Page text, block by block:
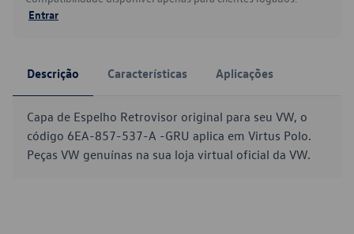
Entrar
Descrição Características Aplicações
Capa de Espelho Retrovisor original para seu VW, o
código 6EA-857-537-A -GRU aplica em Virtus Polo.
Peças VW genuínas na sua loja virtual oficial da VW.